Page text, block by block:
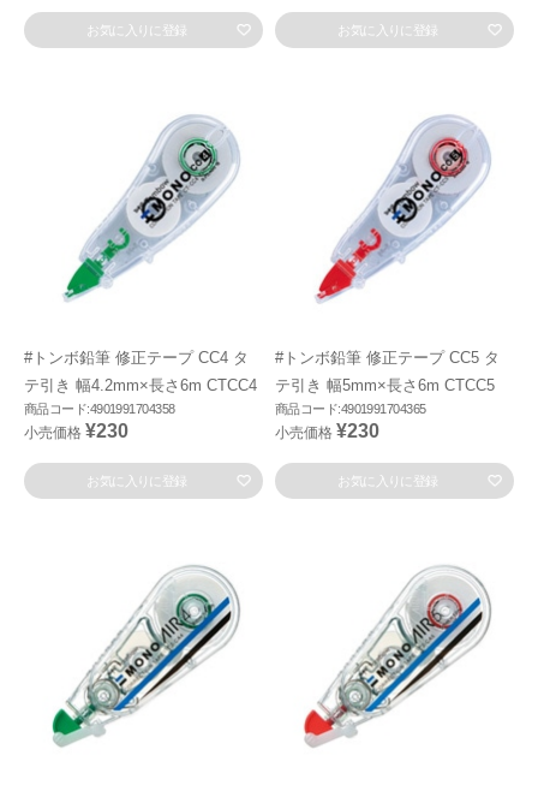
お気に入りに登録 お気に入りに登録
#トンボ鉛筆 修正テープ CC4 タ
テ引き 幅4.2mm×長さ6m CTCC4
商品コード:4901991704358
小売価格 ¥230
お気に入りに登録
#トンボ鉛筆 修正テープ CC5 タ
テ引き 幅5mm×長さ6m CTCC5
商品コード:4901991704365
小売価格 ¥230
お気に入りに登録